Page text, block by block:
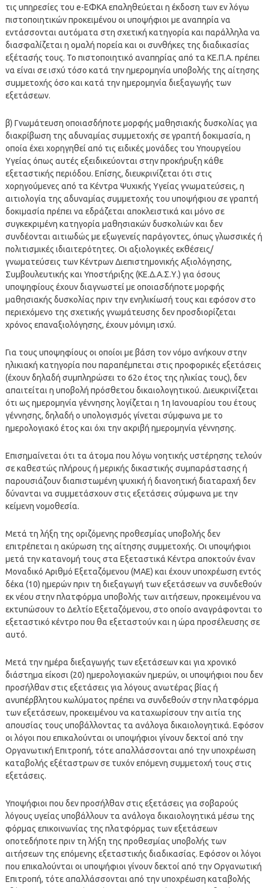
τις υπηρεσίες του e-ΕΦΚΑ επαληθεύεται η έκδοση των εν λόγω
πιστοποιητικών προκειμένου οι υποψήφιοι με αναπηρία να
εντάσσονται αυτόματα στη σχετική κατηγορία και παράλληλα να
διασφαλίζεται η ομαλή πορεία και οι συνθήκες της διαδικασίας
εξέτασής τους. Το πιστοποιητικό αναπηρίας από τα ΚΕ.Π.Α. πρέπει
να είναι σε ισχύ τόσο κατά την ημερομηνία υποβολής της αίτησης
συμμετοχής όσο και κατά την ημερομηνία διεξαγωγής των
εξετάσεων.
β) Γνωμάτευση οποιασδήποτε μορφής μαθησιακής δυσκολίας για
διακρίβωση της αδυναμίας συμμετοχής σε γραπτή δοκιμασία, η
οποία έχει χορηγηθεί από τις ειδικές μονάδες του Υπουργείου
Υγείας όπως αυτές εξειδικεύονται στην προκήρυξη κάθε
εξεταστικής περιόδου. Επίσης, διευκρινίζεται ότι στις
χορηγούμενες από τα Κέντρα Ψυχικής Υγείας γνωματεύσεις, η
αιτιολογία της αδυναμίας συμμετοχής του υποψήφιου σε γραπτή
δοκιμασία πρέπει να εδράζεται αποκλειστικά και μόνο σε
συγκεκριμένη κατηγορία μαθησιακών δυσκολιών και δεν
συνδέονται αιτιωδώς με εξωγενείς παράγοντες, όπως γλωσσικές ή
πολιτισμικές ιδιαιτερότητες. Οι αξιολογικές εκθέσεις/
γνωματεύσεις των Κέντρων Διεπιστημονικής Αξιολόγησης,
Συμβουλευτικής και Υποστήριξης (ΚΕ.Δ.Α.Σ.Υ.) για όσους
υποψηφίους έχουν διαγνωστεί με οποιασδήποτε μορφής
μαθησιακής δυσκολίας πριν την ενηλικίωσή τους και εφόσον στο
περιεχόμενο της σχετικής γνωμάτευσης δεν προσδιορίζεται
χρόνος επαναξιολόγησης, έχουν μόνιμη ισχύ.
Για τους υποψηφίους οι οποίοι με βάση τον νόμο ανήκουν στην
ηλικιακή κατηγορία που παραπέμπεται στις προφορικές εξετάσεις
(έχουν δηλαδή συμπληρώσει το 62o έτος της ηλικίας τους), δεν
απαιτείται η υποβολή πρόσθετου δικαιολογητικού. Διευκρινίζεται
ότι ως ημερομηνία γέννησης λογίζεται η 1η Ιανουαρίου του έτους
γέννησης, δηλαδή ο υπολογισμός γίνεται σύμφωνα με το
ημερολογιακό έτος και όχι την ακριβή ημερομηνία γέννησης.
Επισημαίνεται ότι τα άτομα που λόγω νοητικής υστέρησης τελούν
σε καθεστώς πλήρους ή μερικής δικαστικής συμπαράστασης ή
παρουσιάζουν διαπιστωμένη ψυχική ή διανοητική διαταραχή δεν
δύνανται να συμμετάσχουν στις εξετάσεις σύμφωνα με την
κείμενη νομοθεσία.
Μετά τη λήξη της οριζόμενης προθεσμίας υποβολής δεν
επιτρέπεται η ακύρωση της αίτησης συμμετοχής. Οι υποψήφιοι
μετά την κατανομή τους στα Εξεταστικά Κέντρα αποκτούν έναν
Μοναδικό Αριθμό Εξεταζόμενου (ΜΑΕ) και έχουν υποχρέωση εντός
δέκα (10) ημερών πριν τη διεξαγωγή των εξετάσεων να συνδεθούν
εκ νέου στην πλατφόρμα υποβολής των αιτήσεων, προκειμένου να
εκτυπώσουν το Δελτίο Εξεταζόμενου, στο οποίο αναγράφονται το
εξεταστικό κέντρο που θα εξεταστούν και η ώρα προσέλευσης σε
αυτό.
Μετά την ημέρα διεξαγωγής των εξετάσεων και για χρονικό
διάστημα είκοσι (20) ημερολογιακών ημερών, οι υποψήφιοι που δεν
προσήλθαν στις εξετάσεις για λόγους ανωτέρας βίας ή
ανυπέρβλητου κωλύματος πρέπει να συνδεθούν στην πλατφόρμα
των εξετάσεων, προκειμένου να καταχωρίσουν την αιτία της
απουσίας τους υποβάλλοντας τα ανάλογα δικαιολογητικά. Εφόσον
οι λόγοι που επικαλούνται οι υποψήφιοι γίνουν δεκτοί από την
Οργανωτική Επιτροπή, τότε απαλλάσσονται από την υποχρέωση
καταβολής εξέταστρων σε τυχόν επόμενη συμμετοχή τους στις
εξετάσεις.
Υποψήφιοι που δεν προσήλθαν στις εξετάσεις για σοβαρούς
λόγους υγείας υποβάλλουν τα ανάλογα δικαιολογητικά μέσω της
φόρμας επικοινωνίας της πλατφόρμας των εξετάσεων
οποτεδήποτε πριν τη λήξη της προθεσμίας υποβολής των
αιτήσεων της επόμενης εξεταστικής διαδικασίας. Εφόσον οι λόγοι
που επικαλούνται οι υποψήφιοι γίνουν δεκτοί από την Οργανωτική
Επιτροπή, τότε απαλλάσσονται από την υποχρέωση καταβολής